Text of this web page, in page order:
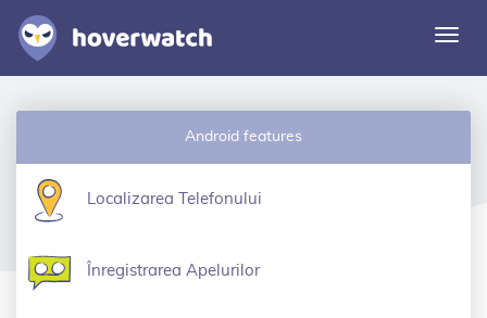
Caracteristici
Autentificare
Android features
Localizarea Telefonului
Înregistrarea Apelurilor